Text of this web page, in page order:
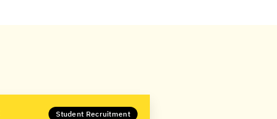
Student Recruitment